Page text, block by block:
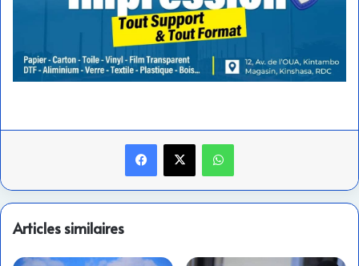
Facebook
X WhatsApp
Articles similaires